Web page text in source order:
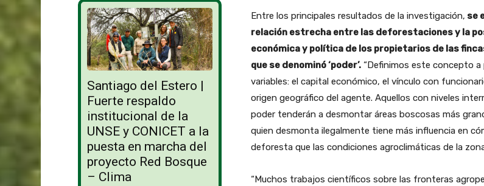
Santiago del Estero |
Fuerte respaldo
institucional de la
UNSE y CONICET a la
puesta en marcha del
proyecto Red Bosque
– Clima
Entre los principales resultados de la investigación, se
relación estrecha entre las deforestaciones y la
económica y política de los propietarios de las
que se denominó ‘poder’.“Definimos este concepto a
variables: el capital económico, el vínculo con
origen geográfico del agente. Aquellos con niveles
poder tenderán a desmontar áreas boscosas más
quien desmonta ilegalmente tiene más influencia en
deforesta que las condiciones agroclimáticas de la
“Muchos trabajos científicos sobre las fronteras